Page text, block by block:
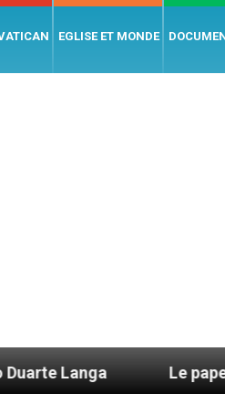
EGLISE ET MONDE
Le pape Léon XIV